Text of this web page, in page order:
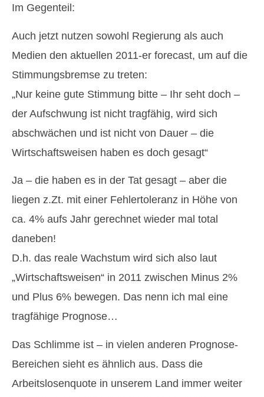
Im Gegenteil:
Auch jetzt nutzen sowohl Regierung als auch
Medien den aktuellen 2011-er forecast, um auf die
Stimmungsbremse zu treten:
„Nur keine gute Stimmung bitte – Ihr seht doch –
der Aufschwung ist nicht tragfähig, wird sich
abschwächen und ist nicht von Dauer – die
Wirtschaftsweisen haben es doch gesagt“
Ja – die haben es in der Tat gesagt – aber die
liegen z.Zt. mit einer Fehlertoleranz in Höhe von
ca. 4% aufs Jahr gerechnet wieder mal total
daneben!
D.h. das reale Wachstum wird sich also laut
„Wirtschaftsweisen“ in 2011 zwischen Minus 2%
und Plus 6% bewegen. Das nenn ich mal eine
tragfähige Prognose…
Das Schlimme ist – in vielen anderen Prognose-
Bereichen sieht es ähnlich aus. Dass die
Arbeitslosenquote in unserem Land immer weiter